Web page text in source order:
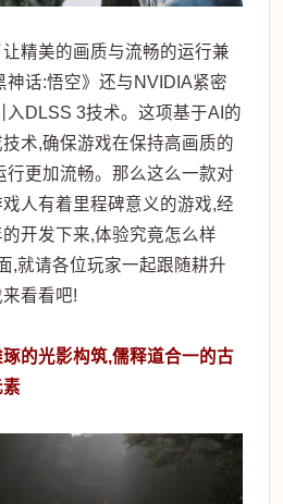
让精美的画质与流畅的运行兼
神话:悟空》还与NVIDIA紧密
入DLSS 3技术。这项基于AI的
术,确保游戏在保持高画质的
行更加流畅。那么这么一款对
人有着里程碑意义的游戏,经
开发下来,体验究竟怎么样
,就请各位玩家一起跟随耕升
看看吧!
的光影构筑,儒释道合一的古
素